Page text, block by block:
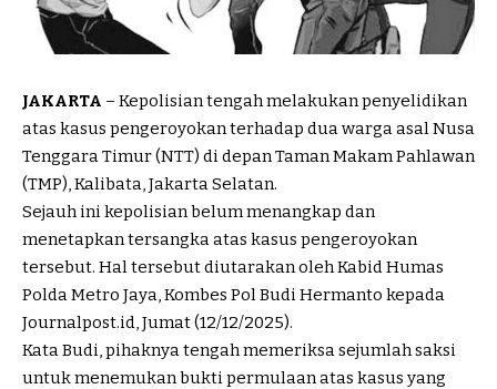
JAKARTA – Kepolisian tengah melakukan penyelidikan
atas kasus pengeroyokan terhadap dua warga asal Nusa
Tenggara Timur (NTT) di depan Taman Makam Pahlawan
(TMP), Kalibata, Jakarta Selatan.
Sejauh ini kepolisian belum menangkap dan
menetapkan tersangka atas kasus pengeroyokan
tersebut. Hal tersebut diutarakan oleh Kabid Humas
Polda Metro Jaya, Kombes Pol Budi Hermanto kepada
Journalpost.id, Jumat (12/12/2025).
Kata Budi, pihaknya tengah memeriksa sejumlah saksi
untuk menemukan bukti permulaan atas kasus yang